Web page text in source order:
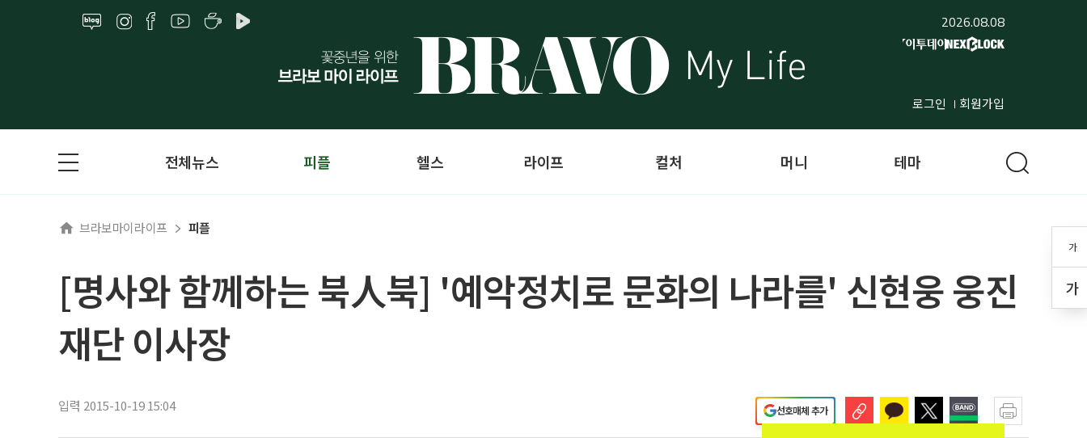
2026.08.08
로그인 회원가입
가
가
전체뉴스 피플 헬스 라이프 컬처 머니 테마
브라보마이라이프 피플
[명사와 함께하는 북人북] '예악정치로 문화의 나라를' 신현웅 웅진
재단 이사장
입력 2015-10-19 15:04 선호매체 추가